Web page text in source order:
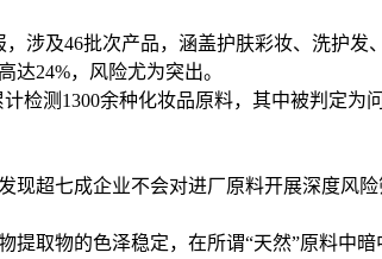
涉及46批次产品，涵盖护肤彩妆、洗护发
24%，风险尤为突出。
检测1300余种化妆品原料，其中被判定为
超七成企业不会对进厂原料开展深度风
取物的色泽稳定，在所谓“天然”原料中